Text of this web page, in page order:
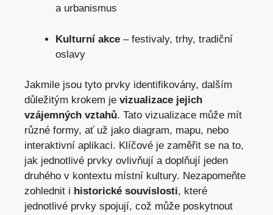
a urbanismus
Kulturní akce – festivaly, trhy, tradiční
oslavy
Jakmile jsou tyto prvky identifikovány, dalším
důležitým krokem je vizualizace jejich
vzájemných vztahů. Tato vizualizace může mít
různé formy, ať už jako diagram, mapu, nebo
interaktivní aplikaci. Klíčové je zaměřit se na to,
jak jednotlivé prvky ovlivňují a doplňují jeden
druhého v kontextu místní kultury. Nezapomeňte
zohlednit i historické souvislosti, které
jednotlivé prvky spojují, což může poskytnout